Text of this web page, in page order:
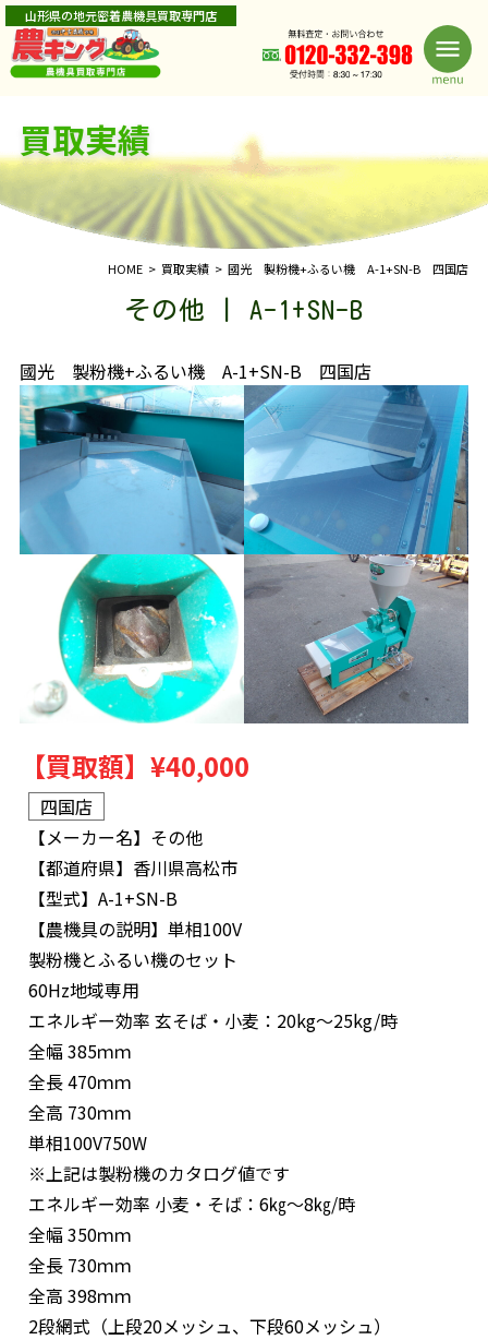
山形県の地元密着農機具買取専門店
買取実績
HOME 買取実績 國光 製粉機+ふるい機 A-1+SN-B 四国店
その他 | A-1+SN-B
國光 製粉機+ふるい機 A-1+SN-B 四国店
【買取額】 ¥40,000
四国店
【メーカー名】 その他
【都道府県】 香川県高松市
【型式】 A-1+SN-B
【農機具の説明】 単相100V
製粉機とふるい機のセット
60Hz地域専用
エネルギー効率 玄そば・小麦：20kg～25kg/時
全幅 385ｍｍ
全長 470ｍｍ
全高 730ｍｍ
単相100V750W
※上記は製粉機のカタログ値です
エネルギー効率 小麦・そば：6㎏～8㎏/時
全幅 350ｍｍ
全長 730ｍｍ
全高 398ｍｍ
2段網式（上段20メッシュ、下段60メッシュ）